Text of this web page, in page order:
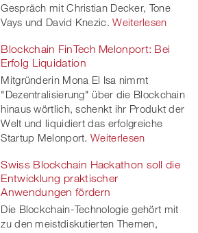
Gespräch mit Christian Decker, Tone
Vays und David Knezic. Weiterlesen
Blockchain FinTech Melonport: Bei
Erfolg Liquidation
Mitgründerin Mona El Isa nimmt
"Dezentralisierung" über die Blockchain
hinaus wörtlich, schenkt ihr Produkt der
Welt und liquidiert das erfolgreiche
Startup Melonport. Weiterlesen
Swiss Blockchain Hackathon soll die
Entwicklung praktischer
Anwendungen fördern
Die Blockchain-Technologie gehört mit
zu den meistdiskutierten Themen,